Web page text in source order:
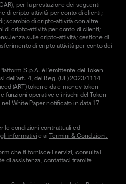
per la prestazione dei seguenti
di cripto-attività per conto di clienti;
scambio di cripto-attività con altre
di cripto-attività per conto di clienti;
sulle cripto-attività; gestione di
di cripto-attività per conto dei
S.p.A. è l'emittente del Token
dell'art. 4, del Reg. (UE) 2023/1114
(ART) token e da e-money token
funzioni operative e i rischi del Token
nel White Papernotificato in data 17
le condizioni contrattuali ed
informativi e aiTermini & Condizioni.
che ti fornisce i servizi, consulta i
di assistenza, contattaci tramite